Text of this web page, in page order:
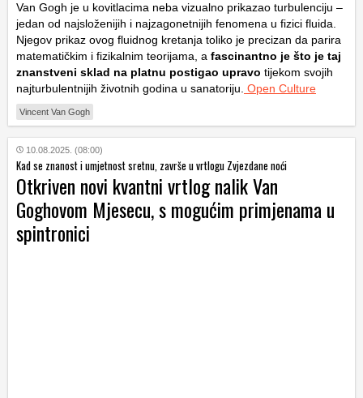
Van Gogh je u kovitlacima neba vizualno prikazao turbulenciju –
jedan od najsloženijih i najzagonetnijih fenomena u fizici fluida.
Njegov prikaz ovog fluidnog kretanja toliko je precizan da parira
matematičkim i fizikalnim teorijama, a fascinantno je što je taj
znanstveni sklad na platnu postigao upravo tijekom svojih
najturbulentnijih životnih godina u sanatoriju. Open Culture
Vincent Van Gogh
10.08.2025. (08:00)
Kad se znanost i umjetnost sretnu, završe u vrtlogu Zvjezdane noći
Otkriven novi kvantni vrtlog nalik Van
Goghovom Mjesecu, s mogućim primjenama u
spintronici